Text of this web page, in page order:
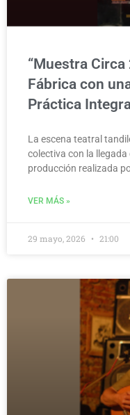
“Muestra Circa
Fábrica con
Práctica
La escena teatral
colectiva con la llegada
producción realizada
VER MÁS »
29 mayo, 2026 21:00